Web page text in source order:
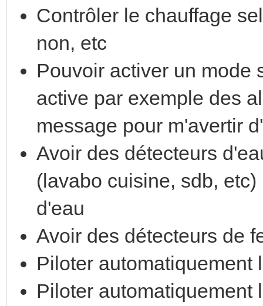
Contrôler le chauffage
non, etc
Pouvoir activer un mode
active par exemple des
message pour m'avertir
Avoir des détecteurs
(lavabo cuisine, sdb,
d'eau
Avoir des détecteurs de
Piloter automatiquement
Piloter automatiquement